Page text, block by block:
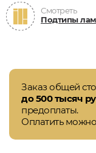
Смотреть
Подтипы
Заказ общей
до 500 тысяч
предоплаты.
Оплатить